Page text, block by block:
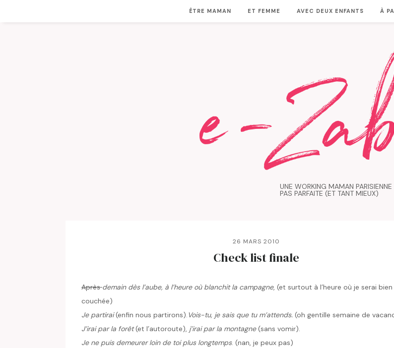
ÊTRE MAMAN ET FEMME AVEC DEUX ENFANTS À
UNE WORKING MAMAN PARISIENNE
PAS PARFAITE (ET TANT MIEUX)
26 MARS 2010
Check list finale
Aprèsdemain dès l’aube, à l’heure où blanchit la campagne, (et surtout à l’heure où je serai
couchée)
Je partirai(enfin nous partirons). Vois-tu, je sais que tu m’attends. (oh gentille semaine de
J’irai par la forêt(et l’autoroute), j’irai par la montagne(sans vomir).
Je ne puis demeurer loin de toi plus longtemps. (nan, je peux pas)